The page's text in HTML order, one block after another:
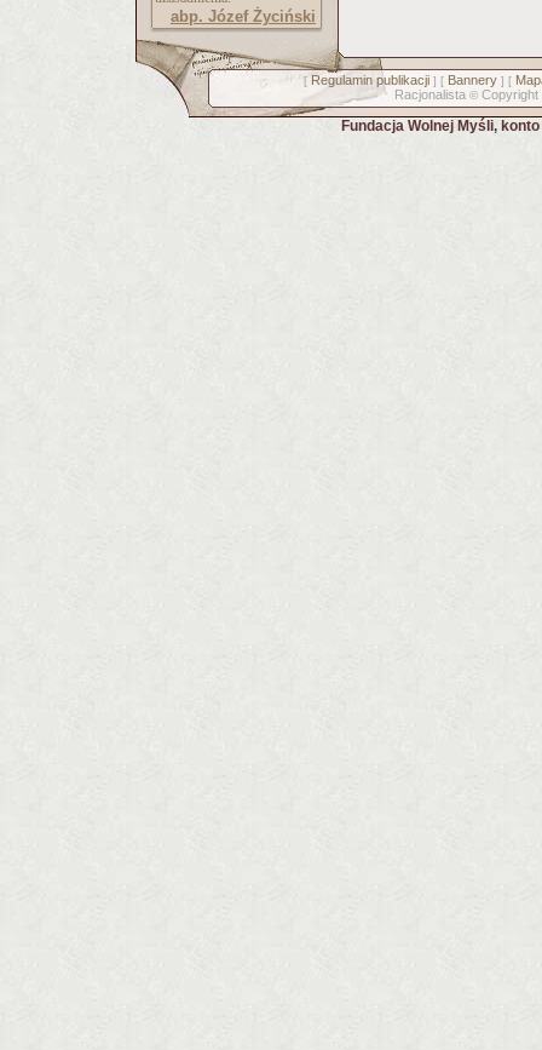
abp. Józef Życiński
[ Regulamin publikacji] [ Bannery] [
Racjonalista © Copyright
Fundacja Wolnej Myśli,